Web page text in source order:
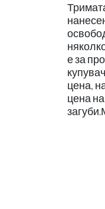
е за
цена,
цена